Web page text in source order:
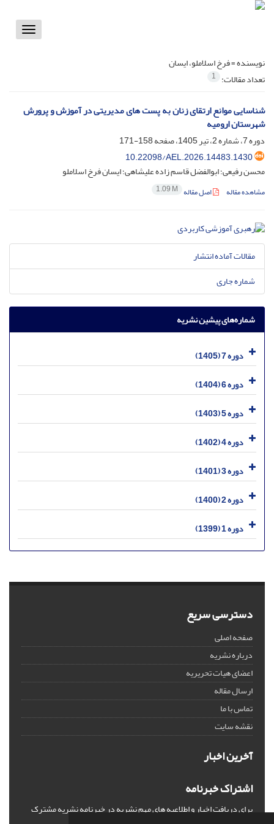
Toggle
نویسنده =فرخ اسلاملو، ایسان
تعداد مقالات: 1
شناسایی موانع ارتقای زنان به پست های مدیریتی در آموزش و پرورش
شهرستان ارومیه
دوره 7، شماره 2، تیر 1405، صفحه
158-171
10.22098/AEL.2026.14483.1430
محسن رفیعی؛ ابوالفضل قاسم زاده علیشاهی؛ ایسان فرخ اسلاملو
مشاهده مقاله اصل مقاله 1.09 M
مقالات آماده انتشار
شماره جاری
شماره‌های پیشین نشریه
دوره 7 (1405)
دوره 6 (1404)
دوره 5 (1403)
دوره 4 (1402)
دوره 3 (1401)
دوره 2 (1400)
دوره 1 (1399)
دسترسی سریع
صفحه اصلی
درباره نشریه
اعضای هیات تحریریه
ارسال مقاله
تماس با ما
نقشه سایت
آخرین اخبار
اشتراک خبرنامه
برای دریافت اخبار و اطلاعیه های مهم نشریه در خبرنامه نشریه مشترک